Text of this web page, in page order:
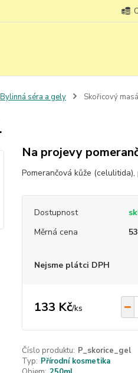
Bylinná séra a gely Skořicový
Na projevy
Pomerančová kůže (celulitida),
Dostupnost
Měrná cena
Nejsme plátci DPH
133 Kč/ks
Číslo produktu: P_skorice_gel
Typ: Přírodní kosmetika